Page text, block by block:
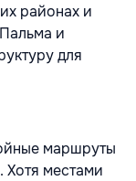
районах и
и
для
маршруты
Хотя местами